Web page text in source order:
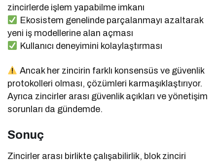
zincirlerde işlem yapabilme imkanı
Ekosistem genelinde parçalanmayı azaltarak
yeni iş modellerine alan açması
Kullanıcı deneyimini kolaylaştırması
Ancak her zincirin farklı konsensüs ve güvenlik
protokolleri olması, çözümleri karmaşıklaştırıyor.
Ayrıca zincirler arası güvenlik açıkları ve yönetişim
sorunları da gündemde.
Sonuç
Zincirler arası birlikte çalışabilirlik, blok zinciri